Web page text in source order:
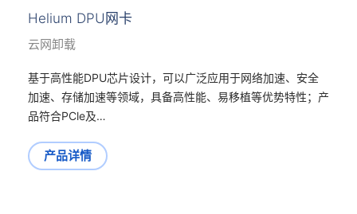
Helium DPU网卡
云网卸载
基于高性能DPU芯片设计，可以广泛应用于网络加速、安全
加速、存储加速等领域，具备高性能、易移植等优势特性；产
品符合PCle及…
产品详情